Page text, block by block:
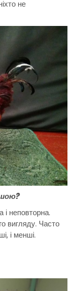
не
і неповторна.
вигляду. Часто
і менші.